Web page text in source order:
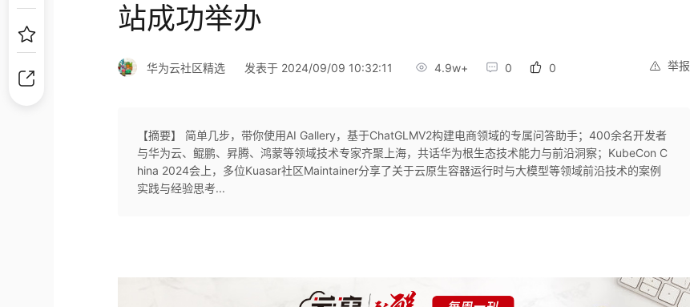
站成功举办
举报
华为云社区精选 发表于 2024/09/09 10:32:11 4.9w+ 0 0
【摘要】 简单几步，带你使用AI Gallery，基于ChatGLMV2构建电商领域的专属问答助手；400余名开发者
与华为云、鲲鹏、昇腾、鸿蒙等领域技术专家齐聚上海，共话华为根生态技术能力与前沿洞察；KubeCon C
hina 2024会上，多位Kuasar社区Maintainer分享了关于云原生容器运行时与大模型等领域前沿技术的案例
实践与经验思考...